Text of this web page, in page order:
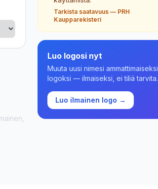
Tarkista saatavuus — PRH
Kaupparekisteri
Luo logosi nyt
Muuta uusi nimesi ammattimaiseksi
logoksi — ilmaiseksi, ei tiliä tarvita.
Luo ilmainen logo →